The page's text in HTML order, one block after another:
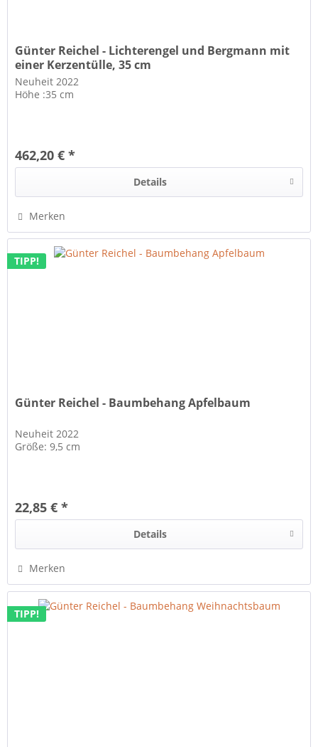
Günter Reichel - Lichterengel und Bergmann mit
einer Kerzentülle, 35 cm
Neuheit 2022
Höhe :35 cm
462,20 € *
Details
Merken
TIPP!
Günter Reichel - Baumbehang Apfelbaum
Neuheit 2022
Größe: 9,5 cm
22,85 € *
Details
Merken
TIPP!